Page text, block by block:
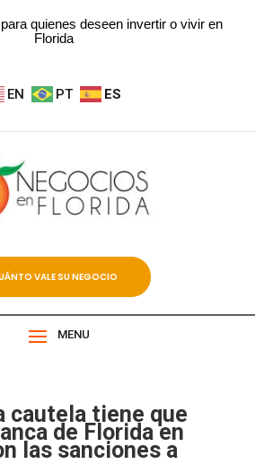
quienes deseen invertir o vivir en
Florida
EN PT ES
VALE SU NEGOCIO
MENU
cautela tiene que
de Florida en
las sanciones a